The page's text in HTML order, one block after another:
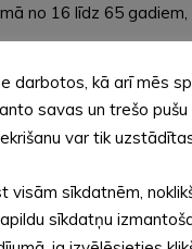
no 16 līdz 65
tie, kas izglītošanos
uz vēstulē
un uzdevumi,
darbotos, kā arī mēs
savas un trešo
var tik
visām sīkdatnēm,
sīkdatņu